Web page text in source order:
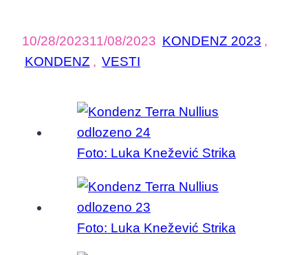
10/28/202311/08/2023 KONDENZ 2023 ,
KONDENZ , VESTI
Foto: Luka Knežević Strika
Foto: Luka Knežević Strika